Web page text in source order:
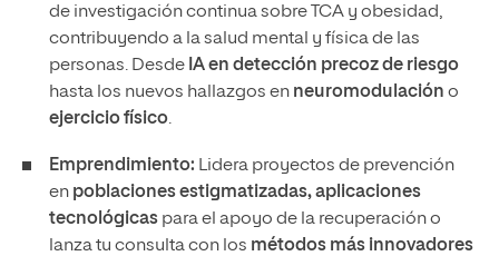
de investigación continua sobre TCA y obesidad,
contribuyendo a la salud mental y física de las
personas. Desde IA en detección precoz de riesgo
hasta los nuevos hallazgos en neuromodulación o
ejercicio físico.
Emprendimiento: Lidera proyectos de prevención
en poblaciones estigmatizadas,aplicaciones
tecnológicas para el apoyo de la recuperación o
lanza tu consulta con los métodos más innovadores